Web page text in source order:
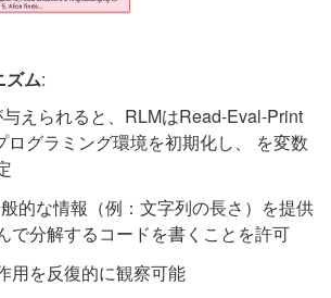
ズム:
えられると、RLMはRead-Eval-Print
グラミング環境を初期化し、
を変数
的な情報（例：文字列の長さ）を提供
で分解するコードを書くことを許可
用を反復的に観察可能